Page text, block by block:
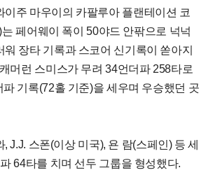
이주 마우이의 카팔루아 플랜테이션 코
는 페어웨이 폭이 50야드 안팎으로 넉넉
장타 기록과 스코어 신기록이 쏟아지
머런 스미스가 무려 34언더파 258타로
기록(72홀 기준)을 세우며 우승했던 곳
J.J. 스폰(이상 미국), 욘 람(스페인) 등 세
64타를 치며 선두 그룹을 형성했다.